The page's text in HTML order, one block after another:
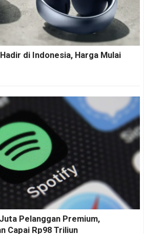
di Indonesia, Harga Mulai
Pelanggan Premium,
Capai Rp98 Triliun